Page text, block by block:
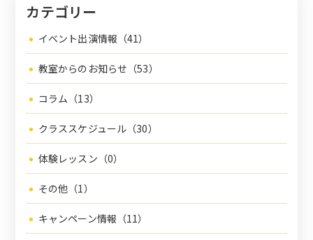
カテゴリー
イベント出演情報（41）
教室からのお知らせ（53）
コラム（13）
クラススケジュール（30）
体験レッスン（0）
その他（1）
キャンペーン情報（11）